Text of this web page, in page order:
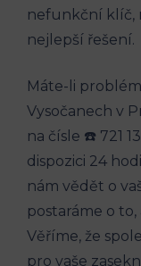
nefunkční klíč,
nejlepší řešení.
Máte-li
Vysočanech v
na čísle ☎️ 721
dispozici 24
nám vědět o
postaráme o
Věříme, že
pro vaše